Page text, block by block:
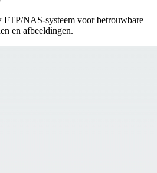
FTP/NAS-systeem voor betrouwbare
en afbeeldingen.